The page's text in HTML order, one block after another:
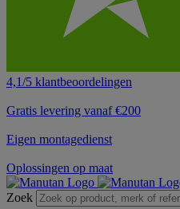
4,1/5 klantbeoordelingen
Gratis levering vanaf €200
Eigen montagedienst
Oplossingen op maat
Zoek